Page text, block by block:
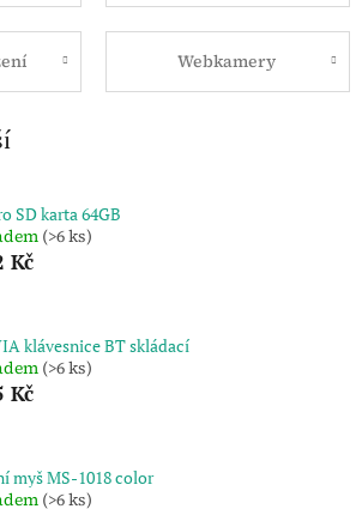
Webkamery
SD karta 64GB
(>6 ks)
Kč
klávesnice BT skládací
(>6 ks)
Kč
myš MS-1018 color
(>6 ks)